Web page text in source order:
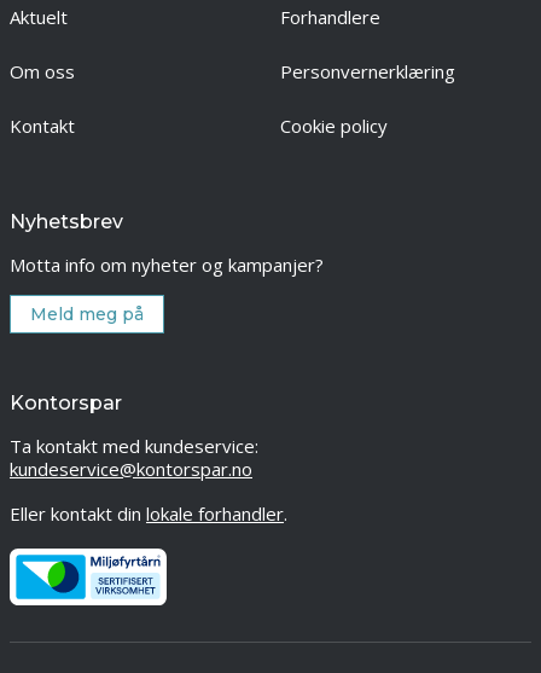
Aktuelt
Om oss
Kontakt
Forhandlere
Personvernerklæring
Cookie policy
Nyhetsbrev
Motta info om nyheter og kampanjer?
Meld meg på
Kontorspar
Ta kontakt med kundeservice:
kundeservice@kontorspar.no
Eller kontakt din lokale forhandler.